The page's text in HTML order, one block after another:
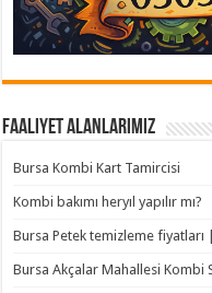
Faaliyet Alanlarımız
Bursa Kombi Kart Tamircisi
Kombi bakımı heryıl yapılır mı?
Bursa Petek temizleme fiyatları
Bursa Akçalar Mahallesi Kombi